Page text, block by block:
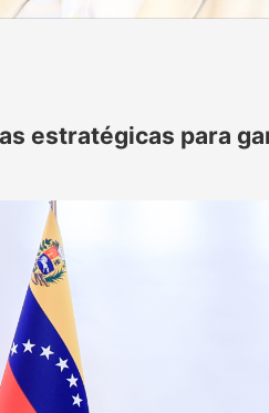
estratégicas para